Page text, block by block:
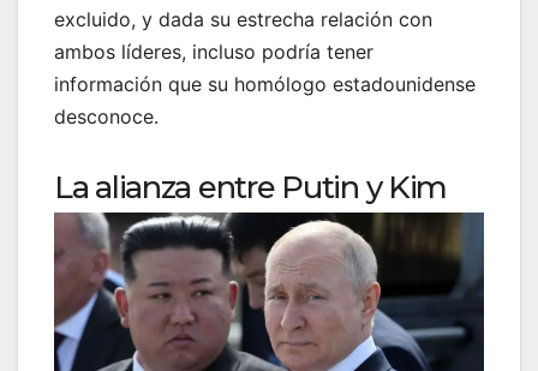
excluido, y dada su estrecha relación con
ambos líderes, incluso podría tener
información que su homólogo estadounidense
desconoce.
La alianza entre Putin y Kim